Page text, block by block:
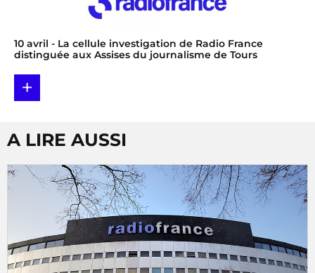
10 avril - La cellule investigation de Radio France
distinguée aux Assises du journalisme de Tours
+
A LIRE AUSSI